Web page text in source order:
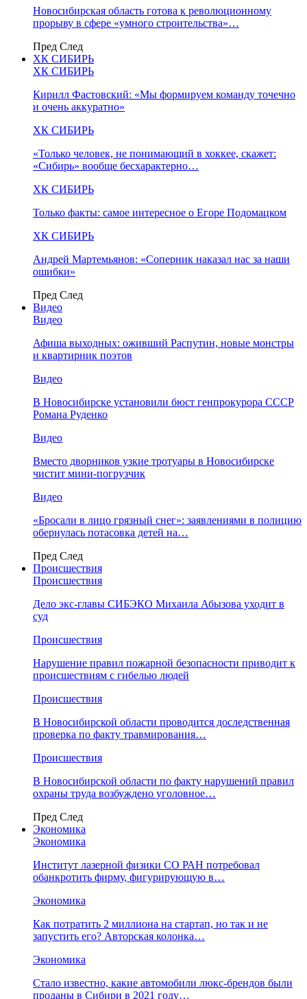
Новосибирская область готова к революционному
прорыву в сфере «умного строительства»…
Пред След
ХК СИБИРЬ
ХК СИБИРЬ
Кирилл Фастовский: «Мы формируем команду точечно
и очень аккуратно»
ХК СИБИРЬ
«Только человек, не понимающий в хоккее, скажет:
«Сибирь» вообще бесхарактерно…
ХК СИБИРЬ
Только факты: самое интересное о Егоре Подомацком
ХК СИБИРЬ
Андрей Мартемьянов: «Соперник наказал нас за наши
ошибки»
Пред След
Видео
Видео
Афиша выходных: оживший Распутин, новые монстры
и квартирник поэтов
Видео
В Новосибирске установили бюст генпрокурора СССР
Романа Руденко
Видео
Вместо дворников узкие тротуары в Новосибирске
чистит мини-погрузчик
Видео
«Бросали в лицо грязный снег»: заявлениями в полицию
обернулась потасовка детей на…
Пред След
Происшествия
Происшествия
Дело экс-главы СИБЭКО Михаила Абызова уходит в
суд
Происшествия
Нарушение правил пожарной безопасности приводит к
происшествиям с гибелью людей
Происшествия
В Новосибирской области проводится доследственная
проверка по факту травмирования…
Происшествия
В Новосибирской области по факту нарушений правил
охраны труда возбуждено уголовное…
Пред След
Экономика
Экономика
Институт лазерной физики СО РАН потребовал
обанкротить фирму, фигурирующую в…
Экономика
Как потратить 2 миллиона на стартап, но так и не
запустить его? Авторская колонка…
Экономика
Стало известно, какие автомобили люкс-брендов были
проданы в Сибири в 2021 году…